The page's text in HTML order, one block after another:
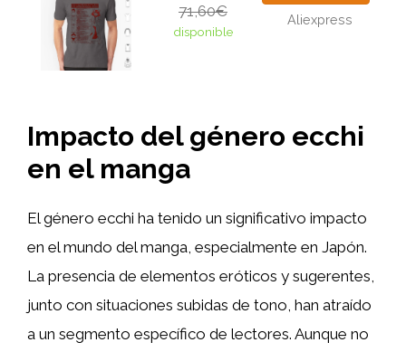
71,60€
disponible
Aliexpress
Impacto del género ecchi
en el manga
El género ecchi ha tenido un significativo impacto
en el mundo del manga, especialmente en Japón.
La presencia de elementos eróticos y sugerentes,
junto con situaciones subidas de tono, han atraído
a un segmento específico de lectores. Aunque no